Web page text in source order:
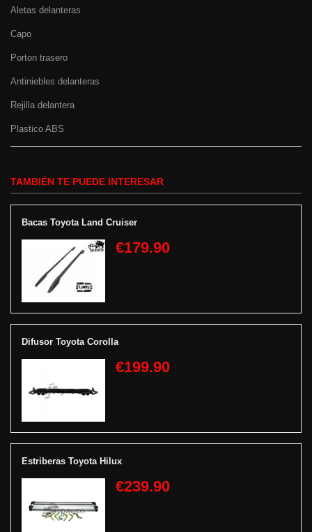
Aletas delanteras
Capo
Porton trasero
Antiniebles delanteras
Rejilla delantera
Plastico ABS
TAMBIÉN TE PUEDE INTERESAR
Bacas Toyota Land Cruiser
€179.90
Difusor Toyota Corolla
€199.90
Estriberas Toyota Hilux
€239.90